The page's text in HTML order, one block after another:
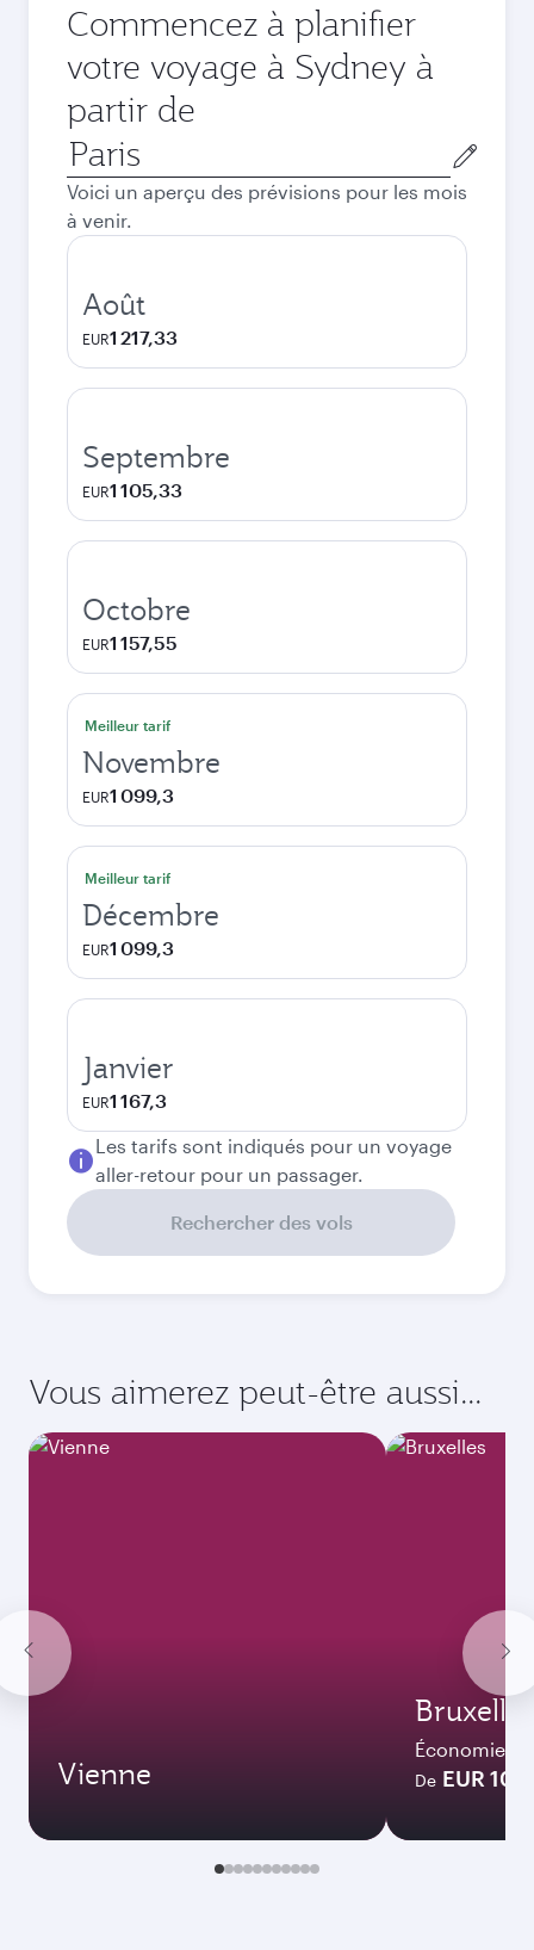
Commencez à planifier
votre voyage à Sydney à
partir de
Ville
de
départ
Voici un aperçu des prévisions pour les mois
à venir.
Août
EUR1 217,33
Septembre
EUR1 105,33
Octobre
EUR1 157,55
Meilleur tarif
Novembre
EUR1 099,3
Meilleur tarif
Décembre
EUR1 099,3
Janvier
EUR1 167,3
Les tarifs sont indiqués pour un voyage
aller-retour pour un passager.
Rechercher des vols
Vous aimerez peut-être aussi...
Vienne
Bruxelles
Économie
De EUR